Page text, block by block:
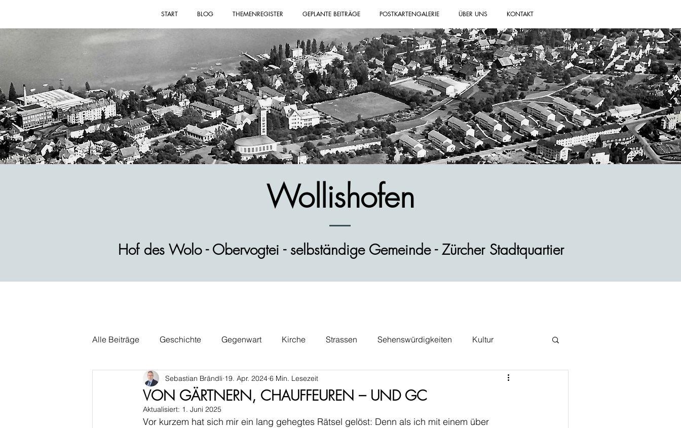
START BLOG THEMENREGISTER GEPLANTE BEITRÄGE POSTKARTENGALERIE ÜBER UNS KONTAKT
Alle Beiträge Geschichte Gegenwart Kirche Strassen Sehenswürdigkeiten Kultur
Wirtschaft Alltag Politik Wohnen Gastblog
VON GÄRTNERN, CHAUFFEUREN – UND GC
Sebastian Brändli 19. Apr. 2024 6 Min. Lesezeit
Aktualisiert: 1. Juni 2025
Vor kurzem hat sich mir ein lang gehegtes Rätsel gelöst: Denn als ich mit einem über
Wollishofen
Hof des Wolo - Obervogtei - selbständige Gemeinde - Zürcher Stadtquartier